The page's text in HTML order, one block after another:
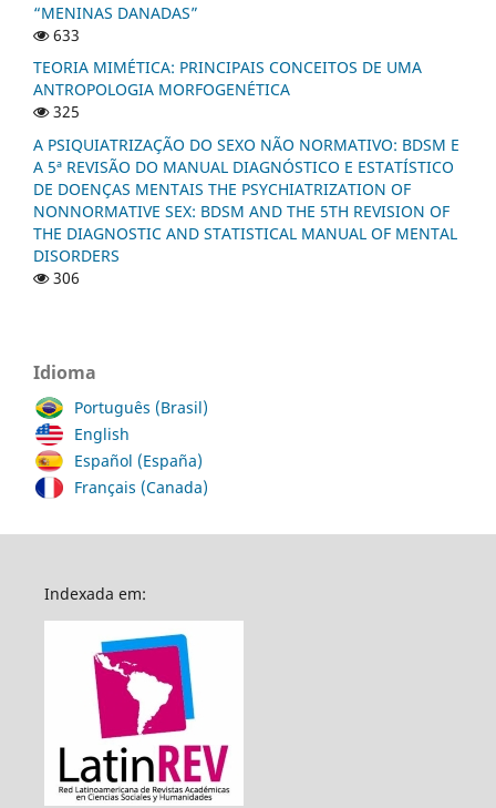
“MENINAS DANADAS”
633
TEORIA MIMÉTICA: PRINCIPAIS CONCEITOS DE UMA
ANTROPOLOGIA MORFOGENÉTICA
325
A PSIQUIATRIZAÇÃO DO SEXO NÃO NORMATIVO: BDSM E
A 5ª REVISÃO DO MANUAL DIAGNÓSTICO E ESTATÍSTICO
DE DOENÇAS MENTAIS THE PSYCHIATRIZATION OF
NONNORMATIVE SEX: BDSM AND THE 5TH REVISION OF
THE DIAGNOSTIC AND STATISTICAL MANUAL OF MENTAL
DISORDERS
306
Idioma
Português (Brasil)
English
Español (España)
Français (Canada)
Indexada em: